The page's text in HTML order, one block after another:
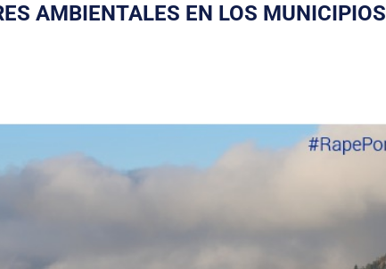
AMBIENTALES EN LOS MUNICIPIOS